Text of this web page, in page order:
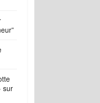
sur